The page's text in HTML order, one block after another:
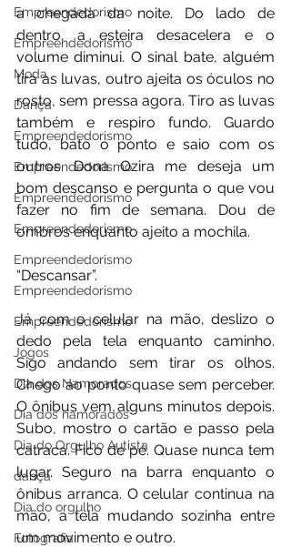
Empreendedorismo
Empreendedorismo
Moda
Dança
Empreendedorismo
Empreendedorismo
Empreendedorismo
Empreendedorismo
Empreendedorismo
Empreendedorismo
Empreendedorismo
Jogos
Dia dos Namorados
Dia dos namorados
Dia do Orgulho Autista
dança
Dia do orgulho
Fotografia
a chegada da noite. Do lado de
dentro, a esteira desacelera e o
volume diminui. O sinal bate, alguém
tira as luvas, outro ajeita os óculos no
rosto, sem pressa agora. Tiro as luvas
também e respiro fundo. Guardo
tudo, bato o ponto e saio com os
outros. Dona Ozira me deseja um
bom descanso e pergunta o que vou
fazer no fim de semana. Dou de
ombros enquanto ajeito a mochila.
“Descansar”.
Já com o celular na mão, deslizo o
dedo pela tela enquanto caminho.
Sigo andando sem tirar os olhos.
Chego ao ponto quase sem perceber.
O ônibus vem alguns minutos depois.
Subo, mostro o cartão e passo pela
catraca. Fico de pé. Quase nunca tem
lugar. Seguro na barra enquanto o
ônibus arranca. O celular continua na
mão, a tela mudando sozinha entre
um movimento e outro.